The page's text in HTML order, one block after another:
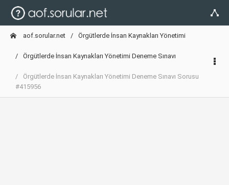
aof.sorular.net Örgütlerde İnsan Kaynakları Yönetimi
Örgütlerde İnsan Kaynakları Yönetimi Deneme Sınavı
Örgütlerde İnsan Kaynakları Yönetimi Deneme Sınavı Sorusu
#415956